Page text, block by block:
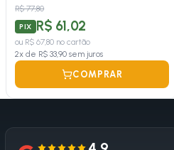
R$ 77,80
PIX R$ 61,02
ou R$ 67,80 no cartão
2x de R$ 33,90 sem juros
COMPRAR